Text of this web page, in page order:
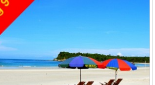
trắng mịn, hít thở bầu không khí trong lành hay
làn nước biển trong mát và để lòng thật yên bình
toan của cuộc sống thường nhật. Ngoài ra Lữ
rừng trâm bạt ngàn; tham quan các làng chài
ngư dân.